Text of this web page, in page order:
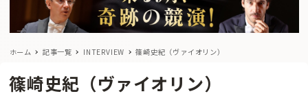
ホーム 記事一覧 INTERVIEW 篠崎史紀（ヴァイオリン）
篠崎史紀（ヴァイオリン）